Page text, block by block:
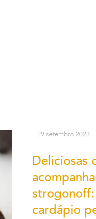
29 setembro 2023
Deliciosas
cardápio